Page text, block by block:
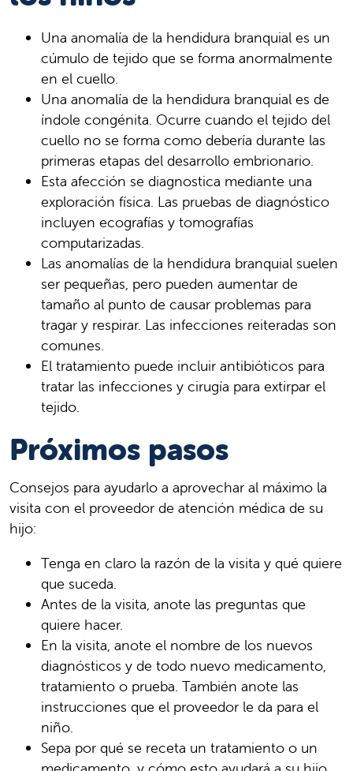
Una anomalía de la hendidura branquial es un
cúmulo de tejido que se forma anormalmente
en el cuello.
Una anomalía de la hendidura branquial es de
índole congénita. Ocurre cuando el tejido del
cuello no se forma como debería durante las
primeras etapas del desarrollo embrionario.
Esta afección se diagnostica mediante una
exploración física. Las pruebas de diagnóstico
incluyen ecografías y tomografías
computarizadas.
Las anomalías de la hendidura branquial suelen
ser pequeñas, pero pueden aumentar de
tamaño al punto de causar problemas para
tragar y respirar. Las infecciones reiteradas son
comunes.
El tratamiento puede incluir antibióticos para
tratar las infecciones y cirugía para extirpar el
tejido.
Próximos pasos
Consejos para ayudarlo a aprovechar al máximo la
visita con el proveedor de atención médica de su
hijo:
Tenga en claro la razón de la visita y qué quiere
que suceda.
Antes de la visita, anote las preguntas que
quiere hacer.
En la visita, anote el nombre de los nuevos
diagnósticos y de todo nuevo medicamento,
tratamiento o prueba. También anote las
instrucciones que el proveedor le da para el
niño.
Sepa por qué se receta un tratamiento o un